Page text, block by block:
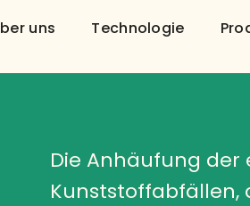
uns Technologie
Die Anhäufung
Kunststoffabfällen,